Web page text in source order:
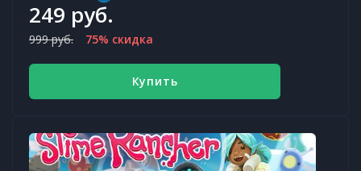
249 руб.
999 руб. 75% скидка
Купить